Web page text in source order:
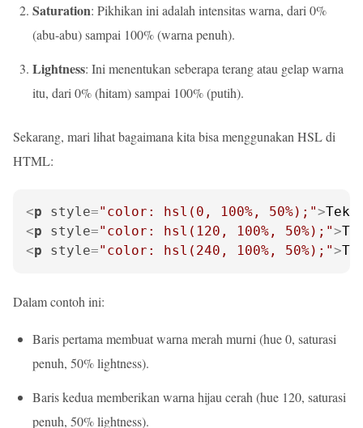
Saturation: Pikhikan ini adalah intensitas warna, dari 0%
(abu-abu) sampai 100% (warna penuh).
Lightness: Ini menentukan seberapa terang atau gelap warna
itu, dari 0% (hitam) sampai 100% (putih).
Sekarang, mari lihat bagaimana kita bisa menggunakan HSL di
HTML:
<p style="color: hsl(0, 100%, 50%);">
<p style="color: hsl(120, 100%, 50%);">
<p style="color: hsl(240, 100%, 50%);">
Dalam contoh ini:
Baris pertama membuat warna merah murni (hue 0, saturasi
penuh, 50% lightness).
Baris kedua memberikan warna hijau cerah (hue 120, saturasi
penuh, 50% lightness).